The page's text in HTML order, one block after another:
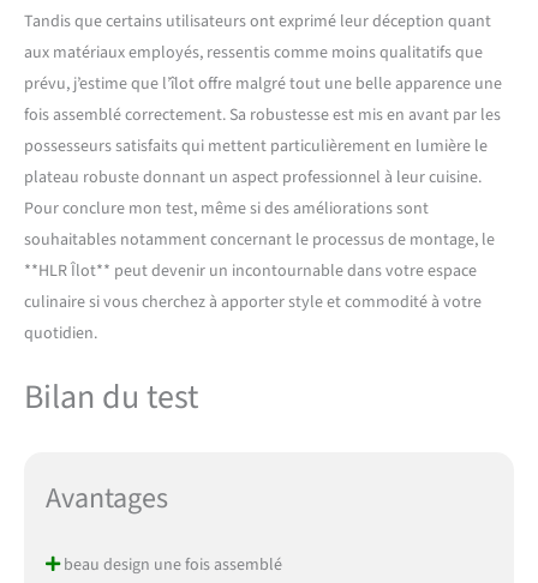
domaines d'utilisation tels
que la cuisine, la salle à
manger et le salon/bureau.
Le frein de stationnement
assure un maintien sûr et
empêche le vacillement, ce
qui donne à la table une
sensation d'espace plus
généreuse, même dans les
petits appartements.
Robuste, sûr et facile
d'entretien : fabriqué en
panneau de fibres à densité
garantit ainsi la stabilité lors
Tandis que certains utilisateurs ont exprimé leur déception quant
aux matériaux employés, ressentis comme moins qualitatifs que
prévu, j’estime que l’îlot offre malgré tout une belle apparence une
fois assemblé correctement. Sa robustesse est mis en avant par les
possesseurs satisfaits qui mettent particulièrement en lumière le
plateau robuste donnant un aspect professionnel à leur cuisine.
Pour conclure mon test, même si des améliorations sont
souhaitables notamment concernant le processus de montage, le
**HLR Îlot** peut devenir un incontournable dans votre espace
culinaire si vous cherchez à apporter style et commodité à votre
quotidien.
Bilan du test
Avantages
beau design une fois assemblé